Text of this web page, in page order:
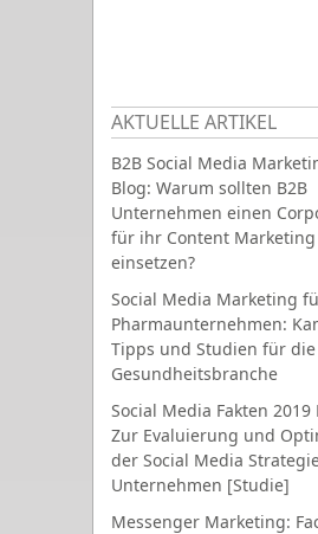
AKTUELLE ARTIKEL
B2B Social Media
Blog: Warum sollten B2B
Unternehmen einen
für ihr Content Marketing
einsetzen?
Social Media Marketing
Pharmaunternehmen:
Tipps und Studien für die
Gesundheitsbranche
Social Media Fakten 2019
Zur Evaluierung und
der Social Media
Unternehmen [Studie]
Messenger Marketing: